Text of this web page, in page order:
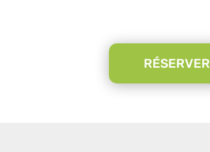
RÉSERVER